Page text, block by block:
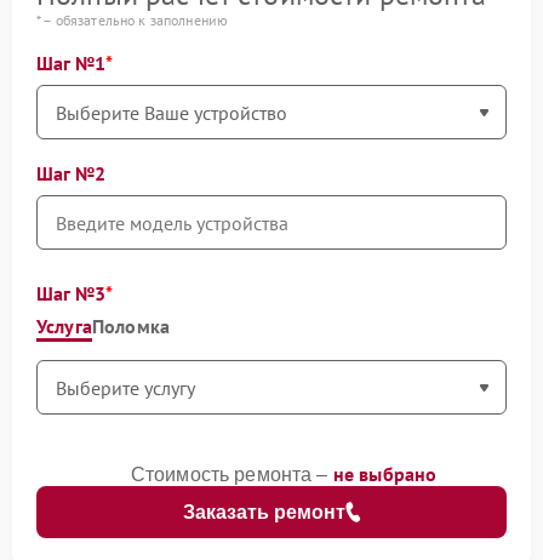
* – обязательно к заполнению
Шаг №1
Шаг №2
Шаг №3
УслугаПоломка
Заказать ремонт
Стоимость ремонта – не выбрано